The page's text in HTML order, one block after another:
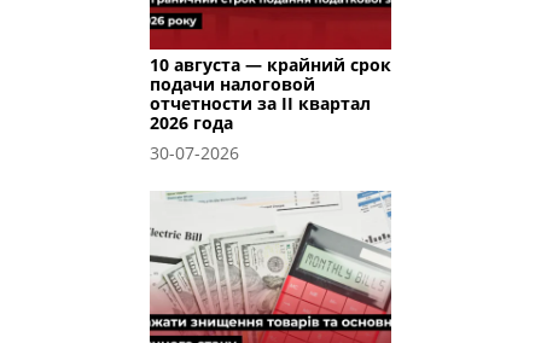
10 августа — крайний срок
подачи налоговой
отчетности за II квартал
2026 года
30-07-2026